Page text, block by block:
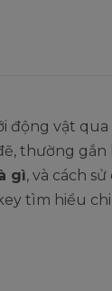
động vật
thường gắn
gì, và cách
tìm hiểu